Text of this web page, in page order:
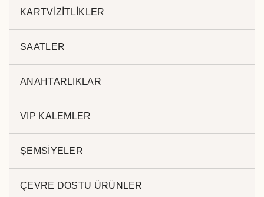
KARTVİZİTLİKLER
SAATLER
ANAHTARLIKLAR
VIP KALEMLER
ŞEMSİYELER
ÇEVRE DOSTU ÜRÜNLER
Açıklama